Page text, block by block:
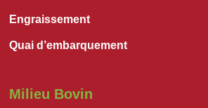
Engraissement
Quai d’embarquement
Milieu Bovin